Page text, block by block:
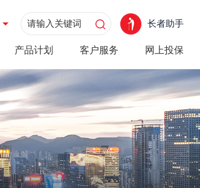
长者助手
产品计划 客户服务 网上投保